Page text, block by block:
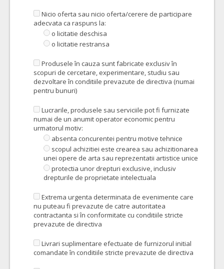
Nicio oferta sau nicio oferta/cerere de participare
adecvata ca raspuns la:
o licitatie deschisa
o licitatie restransa
Produsele în cauza sunt fabricate exclusiv în
scopuri de cercetare, experimentare, studiu sau
dezvoltare în conditiile prevazute de directiva (numai
pentru bunuri)
Lucrarile, produsele sau serviciile pot fi furnizate
numai de un anumit operator economic pentru
urmatorul motiv:
absenta concurentei pentru motive tehnice
scopul achizitiei este crearea sau achizitionarea
unei opere de arta sau reprezentatii artistice unice
protectia unor drepturi exclusive, inclusiv
drepturile de proprietate intelectuala
Extrema urgenta determinata de evenimente care
nu puteau fi prevazute de catre autoritatea
contractanta si în conformitate cu conditiile stricte
prevazute de directiva
Livrari suplimentare efectuate de furnizorul initial
comandate în conditiile stricte prevazute de directiva